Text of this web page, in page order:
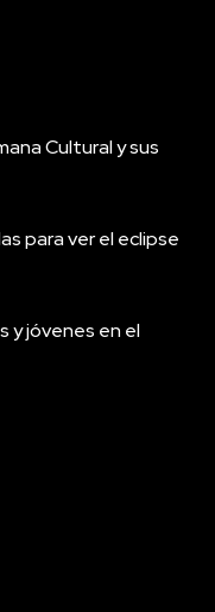
Cultural y sus
para ver el eclipse
y jóvenes en el